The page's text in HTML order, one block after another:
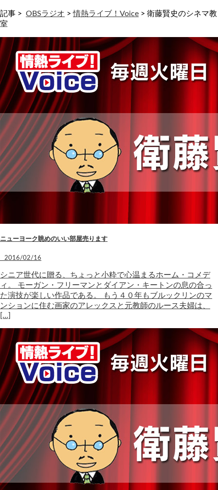
記事 > OBSラジオ >情熱ライブ！Voice > 衛藤賢史のシネマ教
室
ニューヨーク眺めのいい部屋売ります
2016/02/16
シニア世代に贈る、ちょっと小粋で心温まるホーム・コメデ
ィ。 モーガン・フリーマンとダイアン・キートンの息の合っ
た演技が楽しい作品である。 もう４０年もブルックリンのマ
ンションに住む画家のアレックスと元教師のルース夫婦は、
[…]